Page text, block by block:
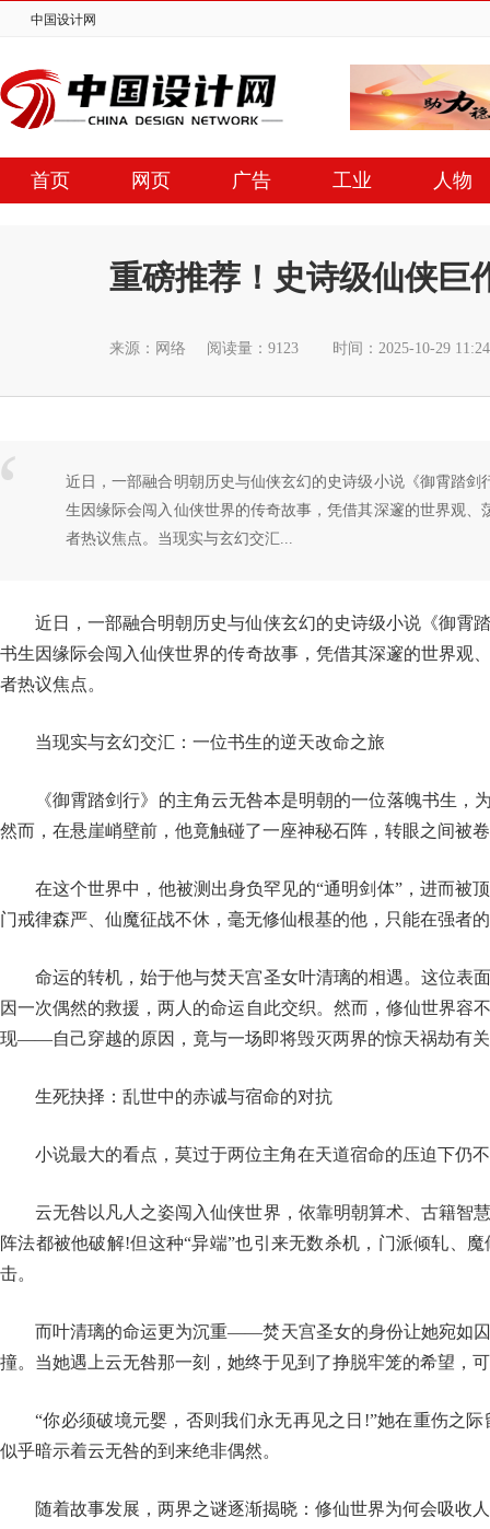
中国设计网
首页 网页 广告 工业 人物
重磅推荐！史诗级仙侠巨
来源：网络 阅读量：9123 时间：2025-10-29
近日，一部融合明朝历史与仙侠玄幻的史诗级小说《御霄踏
生因缘际会闯入仙侠世界的传奇故事，凭借其深邃的世界观
者热议焦点。当现实与玄幻交汇...
近日，一部融合明朝历史与仙侠玄幻的史诗级小说《御霄
书生因缘际会闯入仙侠世界的传奇故事，凭借其深邃的世界观
者热议焦点。
当现实与玄幻交汇：一位书生的逆天改命之旅
《御霄踏剑行》的主角云无咎本是明朝的一位落魄书生
然而，在悬崖峭壁前，他竟触碰了一座神秘石阵，转眼之间被
在这个世界中，他被测出身负罕见的“通明剑体”，进而
门戒律森严、仙魔征战不休，毫无修仙根基的他，只能在强者
命运的转机，始于他与焚天宫圣女叶清璃的相遇。这位表
因一次偶然的救援，两人的命运自此交织。然而，修仙世界容
现——自己穿越的原因，竟与一场即将毁灭两界的惊天祸劫有
生死抉择：乱世中的赤诚与宿命的对抗
小说最大的看点，莫过于两位主角在天道宿命的压迫下仍
云无咎以凡人之姿闯入仙侠世界，依靠明朝算术、古籍智
阵法都被他破解!但这种“异端”也引来无数杀机，门派倾轧
击。
而叶清璃的命运更为沉重——焚天宫圣女的身份让她宛如
撞。当她遇上云无咎那一刻，她终于见到了挣脱牢笼的希望
“你必须破境元婴，否则我们永无再见之日!”她在重伤之
似乎暗示着云无咎的到来绝非偶然。
随着故事发展，两界之谜逐渐揭晓：修仙世界为何会吸收